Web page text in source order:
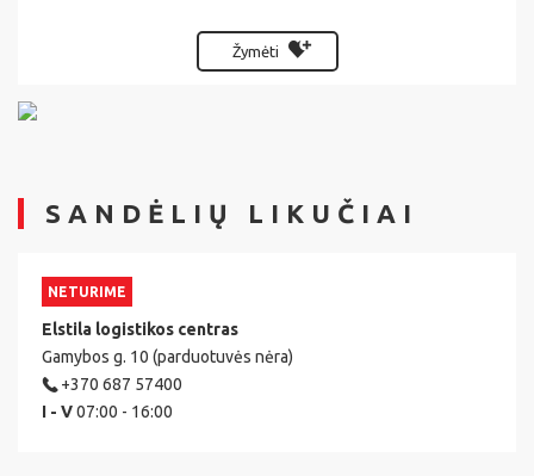
Žymėti
SANDĖLIŲ LIKUČIAI
NETURIME
Elstila logistikos centras
Gamybos g. 10 (parduotuvės nėra)
+370 687 57400
I - V07:00 - 16:00